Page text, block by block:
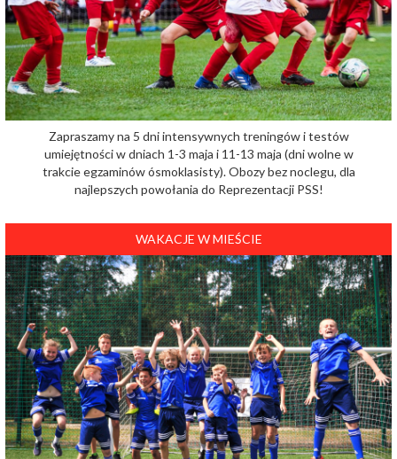
Zapraszamy na 5 dni intensywnych treningów i testów
umiejętności w dniach 1-3 maja i 11-13 maja (dni wolne w
trakcie egzaminów ósmoklasisty). Obozy bez noclegu, dla
najlepszych powołania do Reprezentacji PSS!
WAKACJE W MIEŚCIE